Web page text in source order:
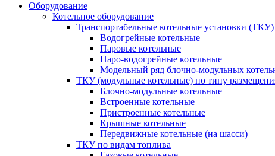
Оборудование
Котельное оборудование
Транспортабельные котельные установки (ТКУ)
Водогрейные котельные
Паровые котельные
Паро-водогрейные котельные
Модельный ряд блочно-модульных
ТКУ (модульные котельные) по типу
Блочно-модульные котельные
Встроенные котельные
Пристроенные котельные
Крышные котельные
Передвижные котельные (на шасси)
ТКУ по видам топлива